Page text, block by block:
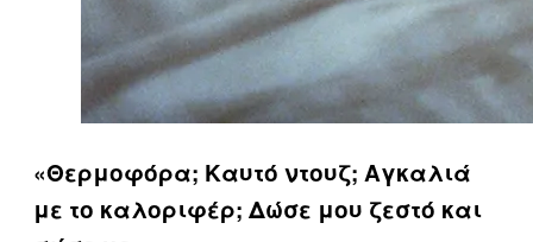
«Θερμοφόρα; Καυτό ντουζ; Αγκαλιά
με το καλοριφέρ; Δώσε μου ζεστό και